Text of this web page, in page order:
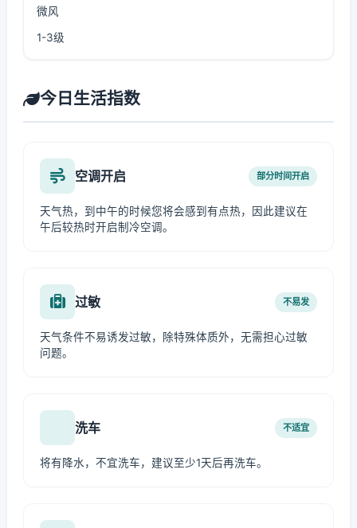
微风
1-3级
今日生活指数
空调开启 部分时间开启
天气热，到中午的时候您将会感到有点热，因此建议在
午后较热时开启制冷空调。
过敏 不易发
天气条件不易诱发过敏，除特殊体质外，无需担心过敏
问题。
洗车 不适宜
将有降水，不宜洗车，建议至少1天后再洗车。